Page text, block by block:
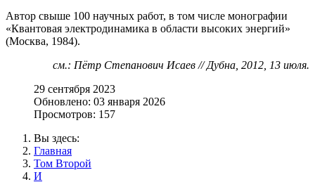
Автор свыше 100 научных работ, в том числе монографии
«Квантовая электродинамика в области высоких энергий»
(Москва, 1984).
см.: Пётр Степанович Исаев // Дубна, 2012, 13 июля.
29 сентября 2023
Обновлено: 03 января 2026
Просмотров: 157
Вы здесь:
Главная
Том Второй
И